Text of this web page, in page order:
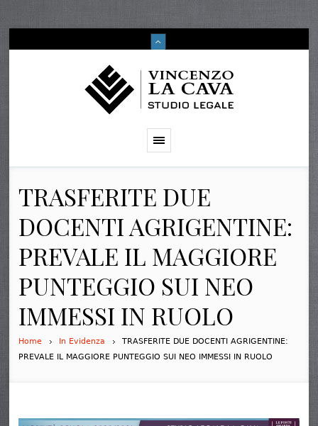
TRASFERITE DUE
DOCENTI AGRIGENTINE:
PREVALE IL MAGGIORE
PUNTEGGIO SUI NEO
IMMESSI IN RUOLO
Home In Evidenza
TRASFERITE DUE DOCENTI AGRIGENTINE:
PREVALE IL MAGGIORE PUNTEGGIO SUI NEO IMMESSI IN RUOLO